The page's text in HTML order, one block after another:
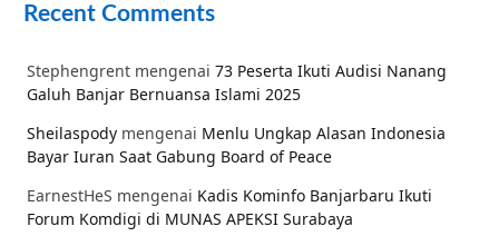
Recent Comments
Stephengrent mengenai 73 Peserta Ikuti Audisi Nanang
Galuh Banjar Bernuansa Islami 2025
Sheilaspody mengenai Menlu Ungkap Alasan Indonesia
Bayar Iuran Saat Gabung Board of Peace
EarnestHeS mengenai Kadis Kominfo Banjarbaru Ikuti
Forum Komdigi di MUNAS APEKSI Surabaya